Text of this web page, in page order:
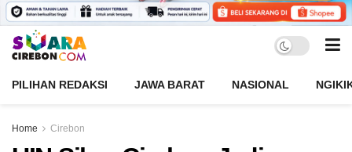
PILIHAN REDAKSI JAWA BARAT NASIONAL
Home Cirebon